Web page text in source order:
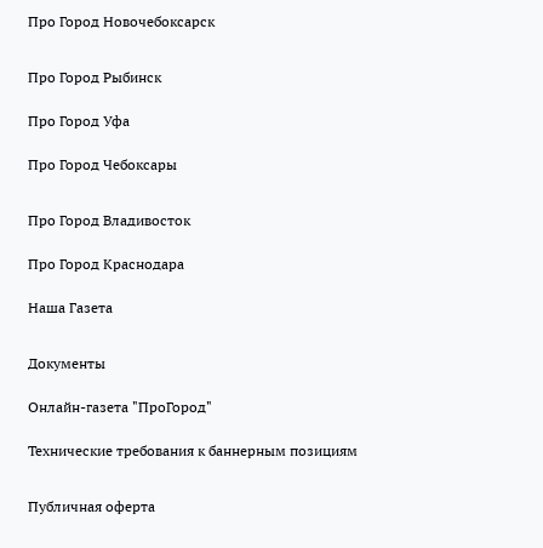
Про Город Новочебоксарск
Про Город Рыбинск
Про Город Уфа
Про Город Чебоксары
Про Город Владивосток
Про Город Краснодара
Наша Газета
Документы
Онлайн-газета "ПроГород"
Технические требования к баннерным позициям
Публичная оферта